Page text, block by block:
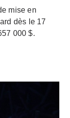
mise en
dès le 17
000 $.